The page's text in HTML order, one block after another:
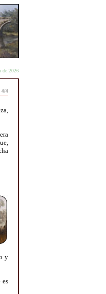
de 2026
4/4
y
es